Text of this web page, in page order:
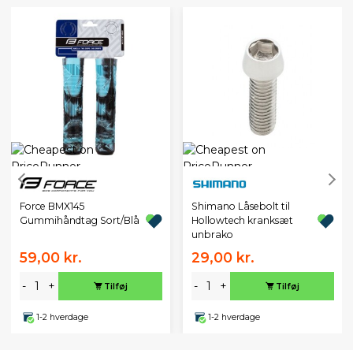
Force BMX145
Gummihåndtag Sort/Blå
59,00 kr.
- + Tilføj
1-2 hverdage
Shimano Låsebolt til
Hollowtech kranksæt
unbrako
29,00 kr.
- + Tilføj
1-2 hverdage